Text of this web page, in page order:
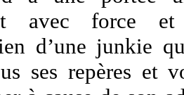
avec force
d’une junkie
ses repères et